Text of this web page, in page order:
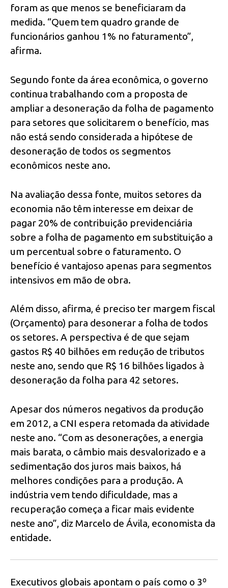
foram as que menos se beneficiaram da
medida. “Quem tem quadro grande de
funcionários ganhou 1% no faturamento”,
afirma.
Segundo fonte da área econômica, o governo
continua trabalhando com a proposta de
ampliar a desoneração da folha de pagamento
para setores que solicitarem o benefício, mas
não está sendo considerada a hipótese de
desoneração de todos os segmentos
econômicos neste ano.
Na avaliação dessa fonte, muitos setores da
economia não têm interesse em deixar de
pagar 20% de contribuição previdenciária
sobre a folha de pagamento em substituição a
um percentual sobre o faturamento. O
benefício é vantajoso apenas para segmentos
intensivos em mão de obra.
Além disso, afirma, é preciso ter margem fiscal
(Orçamento) para desonerar a folha de todos
os setores. A perspectiva é de que sejam
gastos R$ 40 bilhões em redução de tributos
neste ano, sendo que R$ 16 bilhões ligados à
desoneração da folha para 42 setores.
Apesar dos números negativos da produção
em 2012, a CNI espera retomada da atividade
neste ano. “Com as desonerações, a energia
mais barata, o câmbio mais desvalorizado e a
sedimentação dos juros mais baixos, há
melhores condições para a produção. A
indústria vem tendo dificuldade, mas a
recuperação começa a ficar mais evidente
neste ano”, diz Marcelo de Ávila, economista da
entidade.
Executivos globais apontam o país como o 3º